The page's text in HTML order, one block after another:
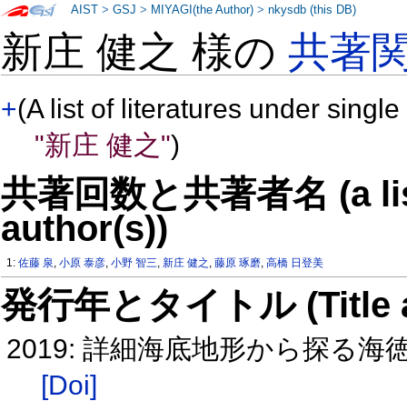
新庄 健之 様の共著
+(A list of literatures under
"新庄 健之")
共著回数と共著者名 (a
author(s))
1:佐藤 泉,小原 泰彦,小野 智三,新庄 健之 ,藤原 琢磨,高橋 日登美
発行年とタイトル
2019: 詳細海底地形から探る海
[Doi]
AIST >GSJ > MIYAGI(the Author) >nkysdb (this DB)